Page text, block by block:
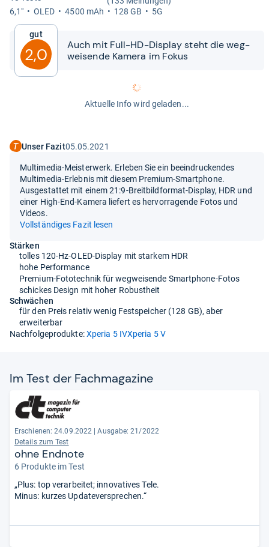
6,1"
OLED 4500 mAh 128 GB 5G
Gut
2,0
Auch mit Full-​​HD-​​Dis­play steht die weg­
wei­sende Kamera im Fokus
Aktuelle Info wird geladen...
Unser Fazit05.05.2021
Multimedia-Meisterwerk. Erleben Sie ein beeindruckendes
Multimedia-Erlebnis mit diesem Premium-Smartphone.
Ausgestattet mit einem 21:9-Breitbildformat-Display, HDR und
einer High-End-Kamera liefert es hervorragende Fotos und
Videos.
Vollständiges Fazit lesen
Stärken
tolles 120-Hz-OLED-Display mit starkem HDR
hohe Performance
Premium-Fototechnik für wegweisende Smartphone-Fotos
schickes Design mit hoher Robustheit
Schwächen
für den Preis relativ wenig Festspeicher (128 GB), aber
erweiterbar
Nachfolgeprodukte:Xperia 5 IVXperia 5 V
Im Test der Fach­ma­ga­zine
Erschienen: 24.09.2022 | Ausgabe: 21/2022
Details zum Test
ohne Endnote
6 Produkte im Test
„Plus: top verarbeitet; innovatives Tele.
Minus: kurzes Updateversprechen.“